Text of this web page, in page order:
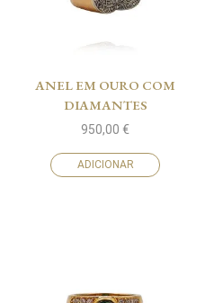
ANEL EM OURO COM
DIAMANTES
950,00 €
ADICIONAR